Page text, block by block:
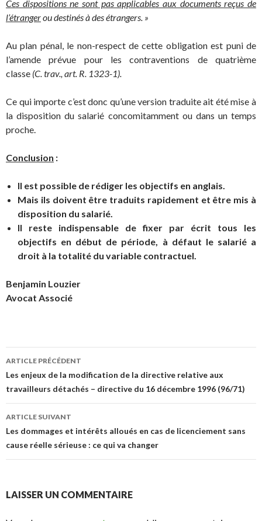
Ces dispositions ne sont pas applicables aux documents reçus de
l’étrangerou destinés à des étrangers. »
Au plan pénal, le non-respect de cette obligation est puni de
l’amende prévue pour les contraventions de quatrième
classe (C. trav., art. R. 1323-1).
Ce qui importe c’est donc qu’une version traduite ait été mise à
la disposition du salarié concomitamment ou dans un temps
proche.
Conclusion :
Il est possible de rédiger les objectifs en anglais.
Mais ils doivent être traduits rapidement et être mis à
disposition du salarié.
Il reste indispensable de fixer par écrit tous les
objectifs en début de période, à défaut le salarié a
droit à la totalité du variable contractuel.
Benjamin Louzier
Avocat Associé
Navigation
des
articles
ARTICLE PRÉCÉDENT
Les enjeux de la modification de la directive relative aux
travailleurs détachés – directive du 16 décembre 1996 (96/71)
ARTICLE SUIVANT
Les dommages et intérêts alloués en cas de licenciement sans
cause réelle sérieuse : ce qui va changer
LAISSER UN COMMENTAIRE